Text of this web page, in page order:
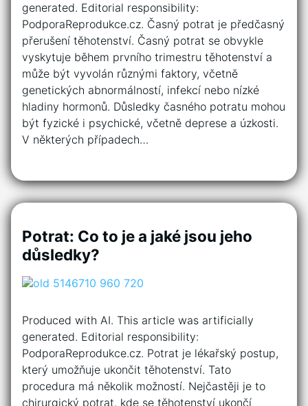
generated. Editorial responsibility:
PodporaReprodukce.cz. Časný potrat je předčasný
přerušení těhotenství. Časný potrat se obvykle
vyskytuje během prvního trimestru těhotenství a
může být vyvolán různými faktory, včetně
genetických abnormálností, infekcí nebo nízké
hladiny hormonů. Důsledky časného potratu mohou
být fyzické i psychické, včetně deprese a úzkosti.
V některých případech…
Potrat: Co to je a jaké jsou jeho
důsledky?
Produced with AI. This article was artificially
generated. Editorial responsibility:
PodporaReprodukce.cz. Potrat je lékařský postup,
který umožňuje ukončit těhotenství. Tato
procedura má několik možností. Nejčastěji je to
chirurgický potrat, kde se těhotenství ukončí